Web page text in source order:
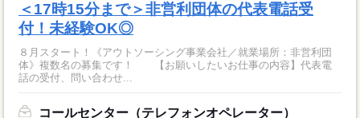
＜17時15分まで＞非営利団体の代表電話受
付！未経験OK◎
８月スタート！《アウトソーシング事業会社／就業場所：非営利団
体》複数名の募集です！ 【お願いしたいお仕事の内容】代表電
話の受付、問い合わせ...
コールセンター（テレフォンオペレーター）